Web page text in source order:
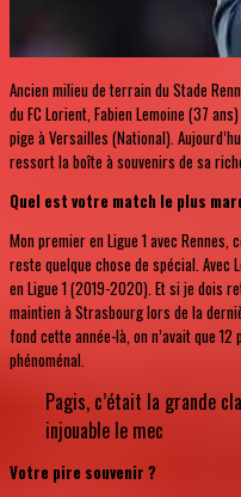
Ancien milieu de terrain du Stade
du FC Lorient, Fabien Lemoine (37
pige à Versailles (National).
ressort la boîte à souvenirs de sa
Quel est votre match le plus
Mon premier en Ligue 1 avec
reste quelque chose de spécial. Avec
en Ligue 1 (2019-2020). Et si je dois
maintien à Strasbourg lors de la
fond cette année-là, on n’avait que
phénoménal.
Pagis, c’était la grande
injouable le mec
Votre pire souvenir ?